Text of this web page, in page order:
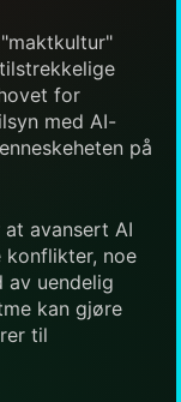
for
med AI-
på
avansert AI
konflikter, noe
av uendelig
kan gjøre
til